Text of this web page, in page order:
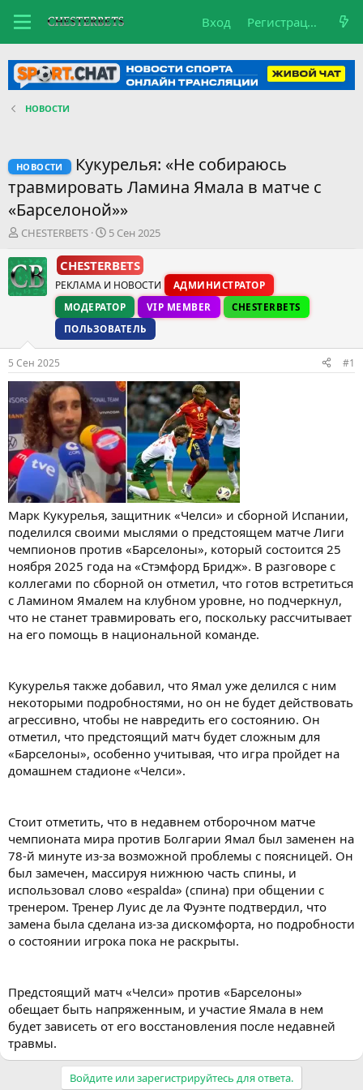
Вход Регистрация
НОВОСТИ
НОВОСТИ
Кукурелья: «Не собираюсь
травмировать Ламина Ямала в матче с
«Барселоной»»
А
т
о
р
ы
CHESTERBETS
Д
т
а
н
а
ч
а
л
5 Сен 2025
CHESTERBETS
РЕКЛАМА И НОВОСТИ
АДМИНИСТРАТОР
МОДЕРАТОР
VIP MEMBER
CHESTERBETS
ПОЛЬЗОВАТЕЛЬ
5 Сен 2025 #1
Марк Кукурелья, защитник «Челси» и сборной Испании,
поделился своими мыслями о предстоящем матче Лиги
чемпионов против «Барселоны», который состоится 25
ноября 2025 года на «Стэмфорд Бридж». В разговоре с
коллегами по сборной он отметил, что готов встретиться
с Ламином Ямалем на клубном уровне, но подчеркнул,
что не станет травмировать его, поскольку рассчитывает
на его помощь в национальной команде.
Кукурелья также добавил, что Ямал уже делился с ним
некоторыми подробностями, но он не будет действовать
агрессивно, чтобы не навредить его состоянию. Он
отметил, что предстоящий матч будет сложным для
«Барселоны», особенно учитывая, что игра пройдет на
домашнем стадионе «Челси».
Стоит отметить, что в недавнем отборочном матче
чемпионата мира против Болгарии Ямал был заменен на
78-й минуте из-за возможной проблемы с поясницей. Он
был замечен, массируя нижнюю часть спины, и
использовал слово «espalda» (спина) при общении с
тренером. Тренер Луис де ла Фуэнте подтвердил, что
замена была сделана из-за дискомфорта, но подробности
о состоянии игрока пока не раскрыты.
Предстоящий матч «Челси» против «Барселоны»
обещает быть напряженным, и участие Ямала в нем
будет зависеть от его восстановления после недавней
травмы.
Войдите или зарегистрируйтесь для ответа.